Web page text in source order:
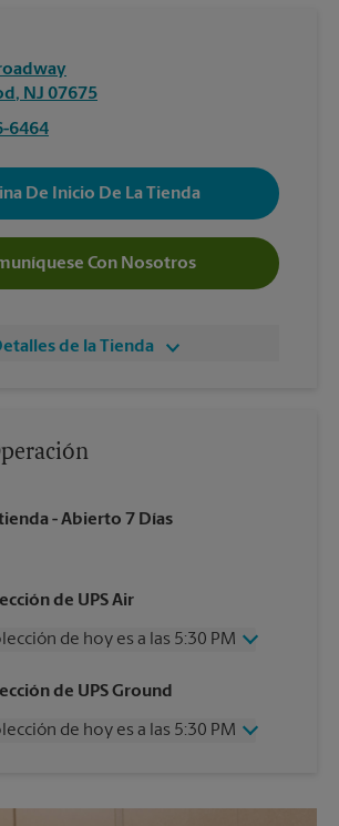
, NJ 07675
6464
De Inicio De La Tienda
Con Nosotros
de la Tienda
- Abierto 7 Días
de UPS Air
de hoy es a las 5:30 PM
5:30 PM
5:30 PM
5:30 PM
de UPS Ground
de hoy es a las 5:30 PM